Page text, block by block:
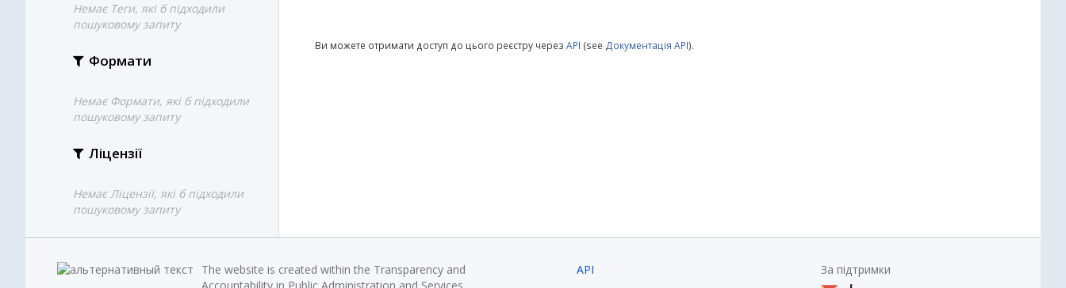
Немає Теги, які б підходили
пошуковому запиту
Формати
Немає Формати, які б підходили
пошуковому запиту
Ліцензії
Немає Ліцензії, які б підходили
пошуковому запиту
Ви можете отримати доступ до цього реєстру через API (see Документація API).
The website is created within the Transparency and
API
За підтримки